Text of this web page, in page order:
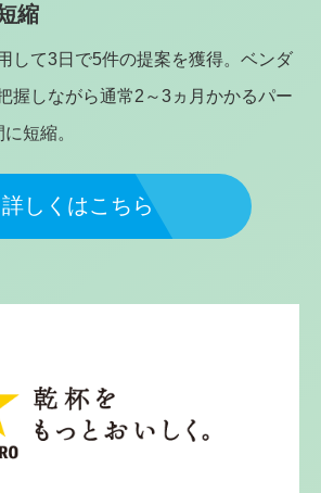
縮
して3日で5件の提案を獲得。ベンダ
握しながら通常2～3ヵ月かかるパー
短縮。
詳しくはこちら